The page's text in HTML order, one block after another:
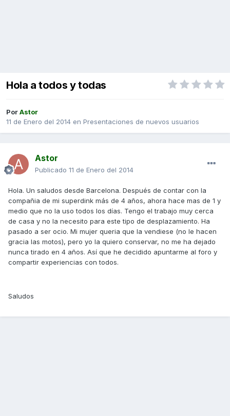
Hola a todos y todas
PorAstor
11 de Enero del 2014 en Presentaciones de nuevos usuarios
Astor
Publicado 11 de Enero del 2014
Hola. Un saludos desde Barcelona. Después de contar con la
compañia de mi superdink más de 4 años, ahora hace mas de 1 y
medio que no la uso todos los días. Tengo el trabajo muy cerca
de casa y no la necesito para este tipo de desplazamiento. Ha
pasado a ser ocio. Mi mujer queria que la vendiese (no le hacen
gracia las motos), pero yo la quiero conservar, no me ha dejado
nunca tirado en 4 años. Así que he decidido apuntarme al foro y
compartir experiencias con todos.
Saludos